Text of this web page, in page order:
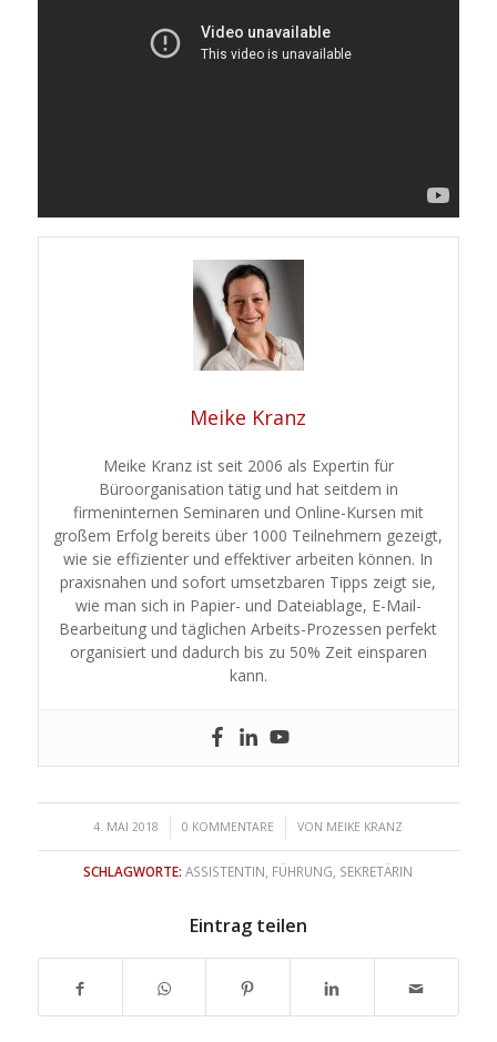
Meike Kranz
Meike Kranz ist seit 2006 als Expertin für
Büroorganisation tätig und hat seitdem in
firmeninternen Seminaren und Online-Kursen mit
großem Erfolg bereits über 1000 Teilnehmern gezeigt,
wie sie effizienter und effektiver arbeiten können. In
praxisnahen und sofort umsetzbaren Tipps zeigt sie,
wie man sich in Papier- und Dateiablage, E-Mail-
Bearbeitung und täglichen Arbeits-Prozessen perfekt
organisiert und dadurch bis zu 50% Zeit einsparen
kann.
4. MAI 2018
/ 0 KOMMENTARE
/ VON MEIKE KRANZ
SCHLAGWORTE: ASSISTENTIN FÜHRUNG SEKRETÄRIN
Eintrag teilen